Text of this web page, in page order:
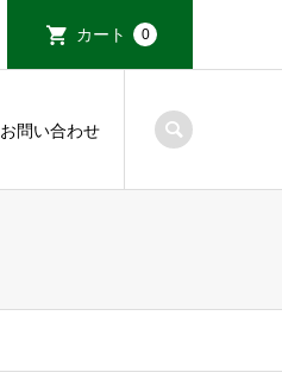
カート 0
お問い合わせ